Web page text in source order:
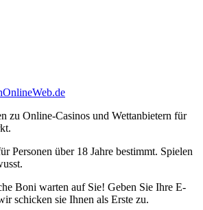
zu Online-Casinos und Wettanbietern für
Personen über 18 Jahre bestimmt. Spielen
Boni warten auf Sie! Geben Sie Ihre E-
schicken sie Ihnen als Erste zu.